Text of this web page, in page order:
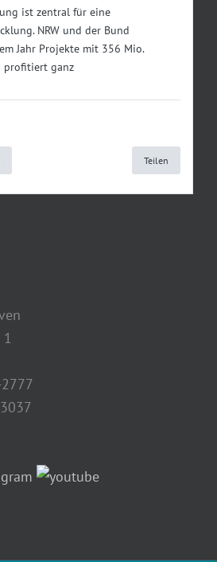
ist zentral für eine
NRW und der Bund
Jahr Projekte mit 356 Mio.
profitiert ganz
Teilen
1